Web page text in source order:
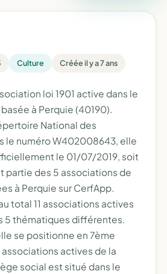
Culture Créée il y a 7 ans
loi 1901 active dans le
à Perquie (40190).
National des
le numéro W402008643, elle
le 01/07/2019, soit
partie des 5 associations de
à Perquie sur CerfApp.
total 11 associations actives
5 thématiques différentes.
se positionne en 7ème
associations actives de la
social est situé dans le